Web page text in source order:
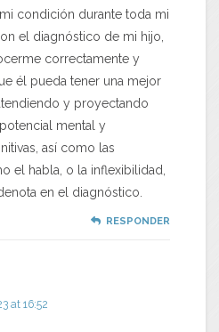
condición durante toda mi
el diagnóstico de mi hijo,
correctamente y
él pueda tener una mejor
y proyectando
mental y
así como las
el habla, o la inflexibilidad,
en el diagnóstico.
RESPONDER
at 16:52